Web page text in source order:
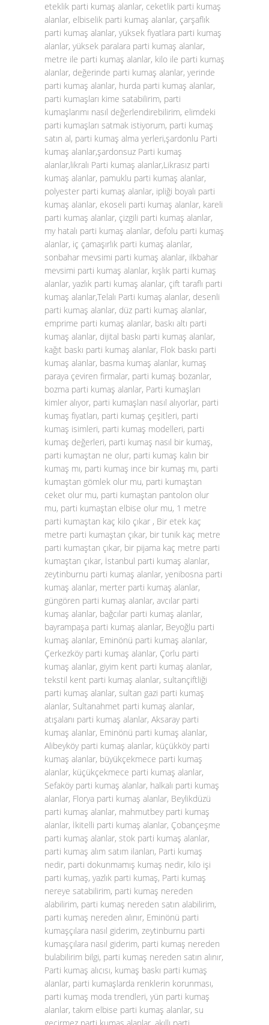
eteklik parti kumaş alanlar, ceketlik parti kumaş
alanlar, elbiselik parti kumaş alanlar, çarşaflık
parti kumaş alanlar, yüksek fiyatlara parti kumaş
alanlar, yüksek paralara parti kumaş alanlar,
metre ile parti kumaş alanlar, kilo ile parti kumaş
alanlar, değerinde parti kumaş alanlar, yerinde
parti kumaş alanlar, hurda parti kumaş alanlar,
parti kumaşları kime satabilirim, parti
kumaşlarımı nasıl değerlendirebilirim, elimdeki
parti kumaşları satmak istiyorum, parti kumaş
satın al, parti kumaş alma yerleri,şardonlu Parti
kumaş alanlar,şardonsuz Parti kumaş
alanlar,likralı Parti kumaş alanlar,Likrasız parti
kumaş alanlar, pamuklu parti kumaş alanlar,
polyester parti kumaş alanlar, ipliği boyalı parti
kumaş alanlar, ekoseli parti kumaş alanlar, kareli
parti kumaş alanlar, çizgili parti kumaş alanlar,
my hatalı parti kumaş alanlar, defolu parti kumaş
alanlar, iç çamaşırlık parti kumaş alanlar,
sonbahar mevsimi parti kumaş alanlar, ilkbahar
mevsimi parti kumaş alanlar, kışlık parti kumaş
alanlar, yazlık parti kumaş alanlar, çift taraflı parti
kumaş alanlar,Telalı Parti kumaş alanlar, desenli
parti kumaş alanlar, düz parti kumaş alanlar,
emprime parti kumaş alanlar, baskı altı parti
kumaş alanlar, dijital baskı parti kumaş alanlar,
kağıt baskı parti kumaş alanlar, Flok baskı parti
kumaş alanlar, basma kumaş alanlar, kumaş
paraya çeviren firmalar, parti kumaş bozanlar,
bozma parti kumaş alanlar, Parti kumaşları
kimler alıyor, parti kumaşları nasıl alıyorlar, parti
kumaş fiyatları, parti kumaş çeşitleri, parti
kumaş isimleri, parti kumaş modelleri, parti
kumaş değerleri, parti kumaş nasıl bir kumaş,
parti kumaştan ne olur, parti kumaş kalın bir
kumaş mı, parti kumaş ince bir kumaş mı, parti
kumaştan gömlek olur mu, parti kumaştan
ceket olur mu, parti kumaştan pantolon olur
mu, parti kumaştan elbise olur mu, 1 metre
parti kumaştan kaç kilo çıkar , Bir etek kaç
metre parti kumaştan çıkar, bir tunik kaç metre
parti kumaştan çıkar, bir pijama kaç metre parti
kumaştan çıkar, İstanbul parti kumaş alanlar,
zeytinburnu parti kumaş alanlar, yenibosna parti
kumaş alanlar, merter parti kumaş alanlar,
güngören parti kumaş alanlar, avcılar parti
kumaş alanlar, bağcılar parti kumaş alanlar,
bayrampaşa parti kumaş alanlar, Beyoğlu parti
kumaş alanlar, Eminönü parti kumaş alanlar,
Çerkezköy parti kumaş alanlar, Çorlu parti
kumaş alanlar, giyim kent parti kumaş alanlar,
tekstil kent parti kumaş alanlar, sultançiftliği
parti kumaş alanlar, sultan gazi parti kumaş
alanlar, Sultanahmet parti kumaş alanlar,
atışalanı parti kumaş alanlar, Aksaray parti
kumaş alanlar, Eminönü parti kumaş alanlar,
Alibeyköy parti kumaş alanlar, küçükköy parti
kumaş alanlar, büyükçekmece parti kumaş
alanlar, küçükçekmece parti kumaş alanlar,
Sefaköy parti kumaş alanlar, halkalı parti kumaş
alanlar, Florya parti kumaş alanlar, Beylikdüzü
parti kumaş alanlar, mahmutbey parti kumaş
alanlar, İkitelli parti kumaş alanlar, Çobançeşme
parti kumaş alanlar, stok parti kumaş alanlar,
parti kumaş alım satım ilanları, Parti kumaş
nedir, parti dokunmamış kumaş nedir, kilo işi
parti kumaş, yazlık parti kumaş, Parti kumaş
nereye satabilirim, parti kumaş nereden
alabilirim, parti kumaş nereden satın alabilirim,
parti kumaş nereden alınır, Eminönü parti
kumaşçılara nasıl giderim, zeytinburnu parti
kumaşçılara nasıl giderim, parti kumaş nereden
bulabilirim bilgi, parti kumaş nereden satın alınır,
Parti kumaş alıcısı, kumaş baskı parti kumaş
alanlar, parti kumaşlarda renklerin korunması,
parti kumaş moda trendleri, yün parti kumaş
alanlar, takım elbise parti kumaş alanlar, su